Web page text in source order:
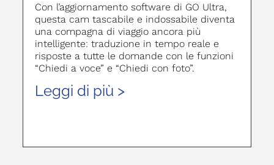
Con l’aggiornamento software di GO Ultra,
questa cam tascabile e indossabile diventa
una compagna di viaggio ancora più
intelligente: traduzione in tempo reale e
risposte a tutte le domande con le funzioni
“Chiedi a voce” e “Chiedi con foto”.
Leggi di più >